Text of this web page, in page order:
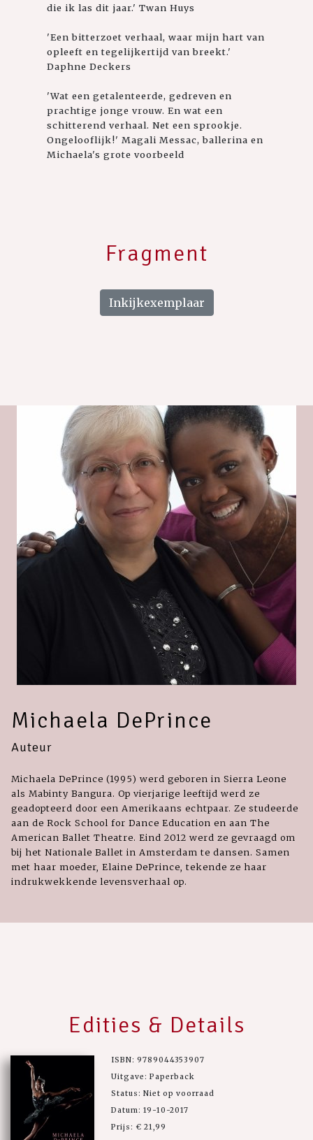
die ik las dit jaar.' Twan Huys
'Een bitterzoet verhaal, waar mijn hart van
opleeft en tegelijkertijd van breekt.'
Daphne Deckers
'Wat een getalenteerde, gedreven en
prachtige jonge vrouw. En wat een
schitterend verhaal. Net een sprookje.
Ongelooflijk!' Magali Messac, ballerina en
Michaela's grote voorbeeld
Fragment
Inkijkexemplaar
Michaela DePrince
Auteur
Michaela DePrince (1995) werd geboren in Sierra Leone
als Mabinty Bangura. Op vierjarige leeftijd werd ze
geadopteerd door een Amerikaans echtpaar. Ze studeerde
aan de Rock School for Dance Education en aan The
American Ballet Theatre. Eind 2012 werd ze gevraagd om
bij het Nationale Ballet in Amsterdam te dansen. Samen
met haar moeder, Elaine DePrince, tekende ze haar
indrukwekkende levensverhaal op.
Edities & Details
ISBN: 9789044353907
Uitgave: Paperback
Status: Niet op voorraad
Datum: 19-10-2017
Prijs: € 21,99